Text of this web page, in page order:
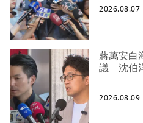
2026.08.07
蔣萬安白
議 沈伯
2026.08.09